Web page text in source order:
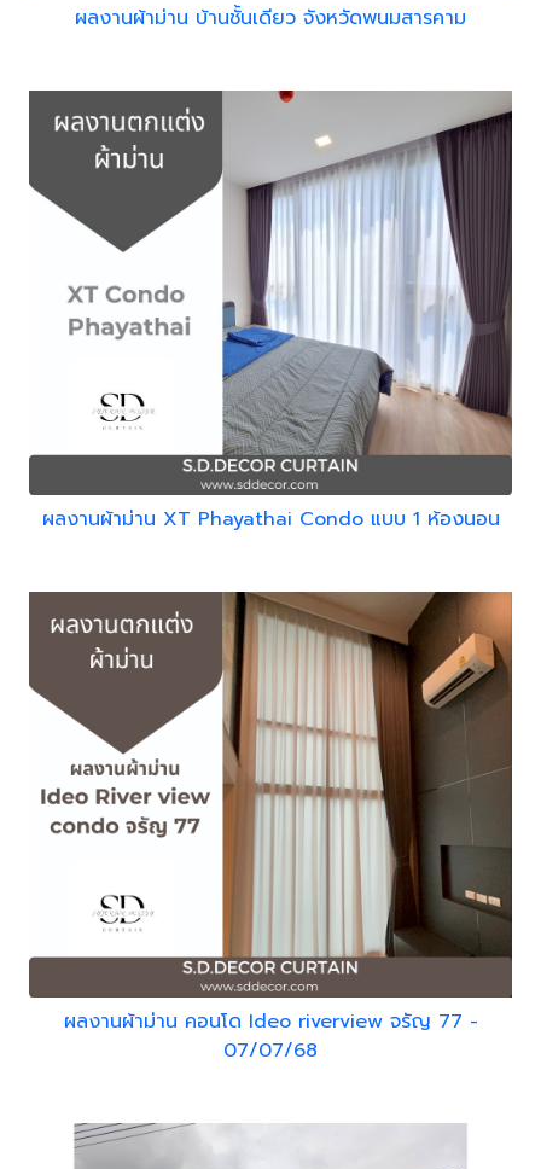
ผลงานผ้าม่าน บ้านชั้นเดียว จังหวัดพนมสารคาม
ผลงานผ้าม่าน XT Phayathai Condo แบบ 1 ห้องนอน
ผลงานผ้าม่าน คอนโด Ideo riverview จรัญ 77 -
07/07/68